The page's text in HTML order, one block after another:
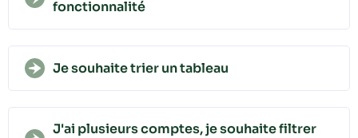
fonctionnalité
Je souhaite trier un tableau
J'ai plusieurs comptes, je souhaite filtrer